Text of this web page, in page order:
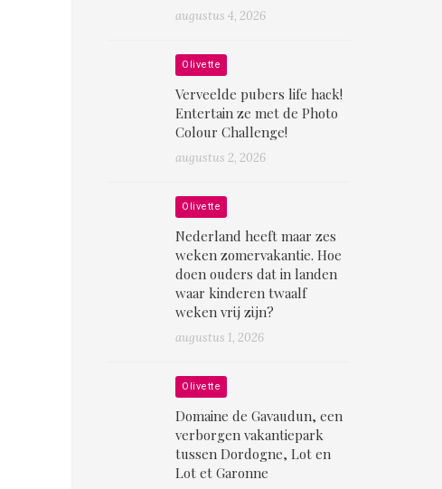
augustus 4, 2026
Olivette
Verveelde pubers life hack!
Entertain ze met de Photo
Colour Challenge!
augustus 2, 2026
Olivette
Nederland heeft maar zes
weken zomervakantie. Hoe
doen ouders dat in landen
waar kinderen twaalf
weken vrij zijn?
augustus 1, 2026
Olivette
Domaine de Gavaudun, een
verborgen vakantiepark
tussen Dordogne, Lot en
Lot et Garonne